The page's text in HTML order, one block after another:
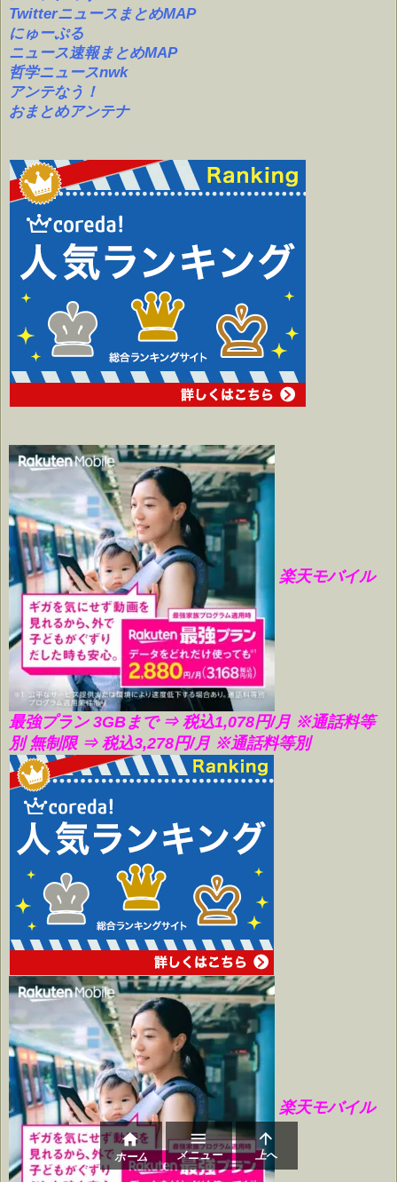
TwitterニュースまとめMAP
にゅーぷる
ニュース速報まとめMAP
哲学ニュースnwk
アンテなう！
おまとめアンテナ
楽天モバイル
最強プラン 3GBまで ⇒ 税込1,078円/月 ※通話料等
別 無制限 ⇒ 税込3,278円/月 ※通話料等別
楽天モバイル

ホーム

メニュー

上へ